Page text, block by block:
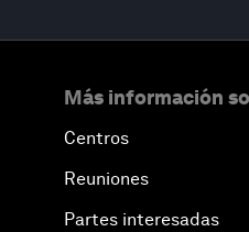
Más información
Centros
Reuniones
Partes interesadas